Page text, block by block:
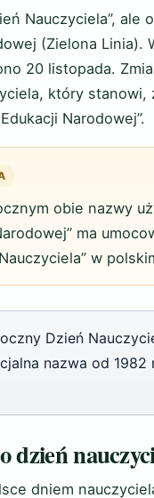
Nauczyciela”, ale
(Zielona Linia).
20 listopada.
który stanowi,
Narodowej”.
obie nazwy
ma
w
Dzień
nazwa od 1982
dzień
dniem